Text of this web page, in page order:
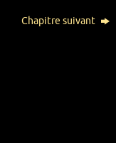
Chapitre suivant